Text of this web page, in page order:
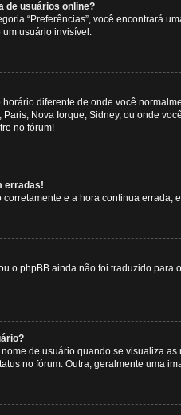
de usuários online?
“Preferências”, você encontrará
um usuário invisível.
diferente de onde você
Nova Iorque, Sidney, ou onde
no fórum!
erradas!
e a hora continua
o phpBB ainda não foi traduzido
de usuário quando se visualiza
no fórum. Outra, geralmente uma